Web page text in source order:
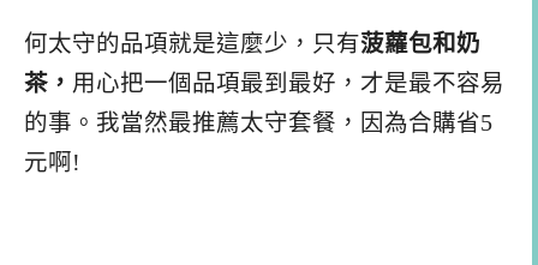
何太守的品項就是這麼少，只有菠蘿包和奶
茶， 用心把一個品項最到最好，才是最不容易
的事。我當然最推薦太守套餐，因為合購省5
元啊!